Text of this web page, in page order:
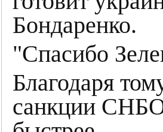
Бондаренко.
"Спасибо
Благодаря
санкции СНБО